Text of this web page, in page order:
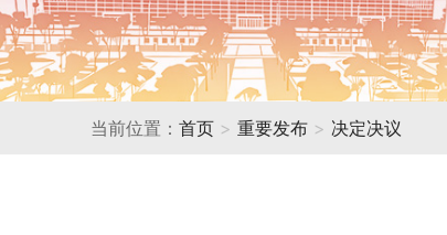
当前位置： 首页 > 重要发布 > 决定决议